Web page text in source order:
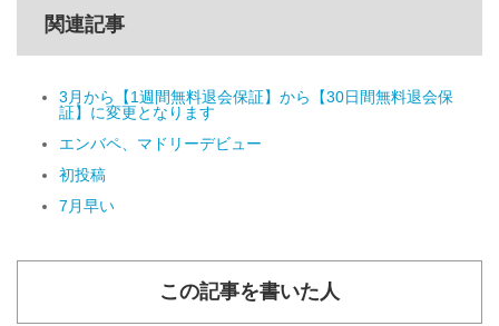
関連記事
3月から【1週間無料退会保証】から【30日間無料退会保
証】に変更となります
エンバペ、マドリーデビュー
初投稿
7月早い
この記事を書いた人